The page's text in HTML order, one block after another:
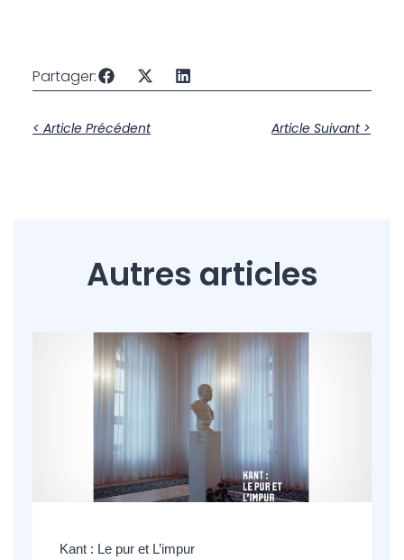
Partager:
< Article Précédent Article Suivant >
Autres articles
Kant : Le pur et L’impur